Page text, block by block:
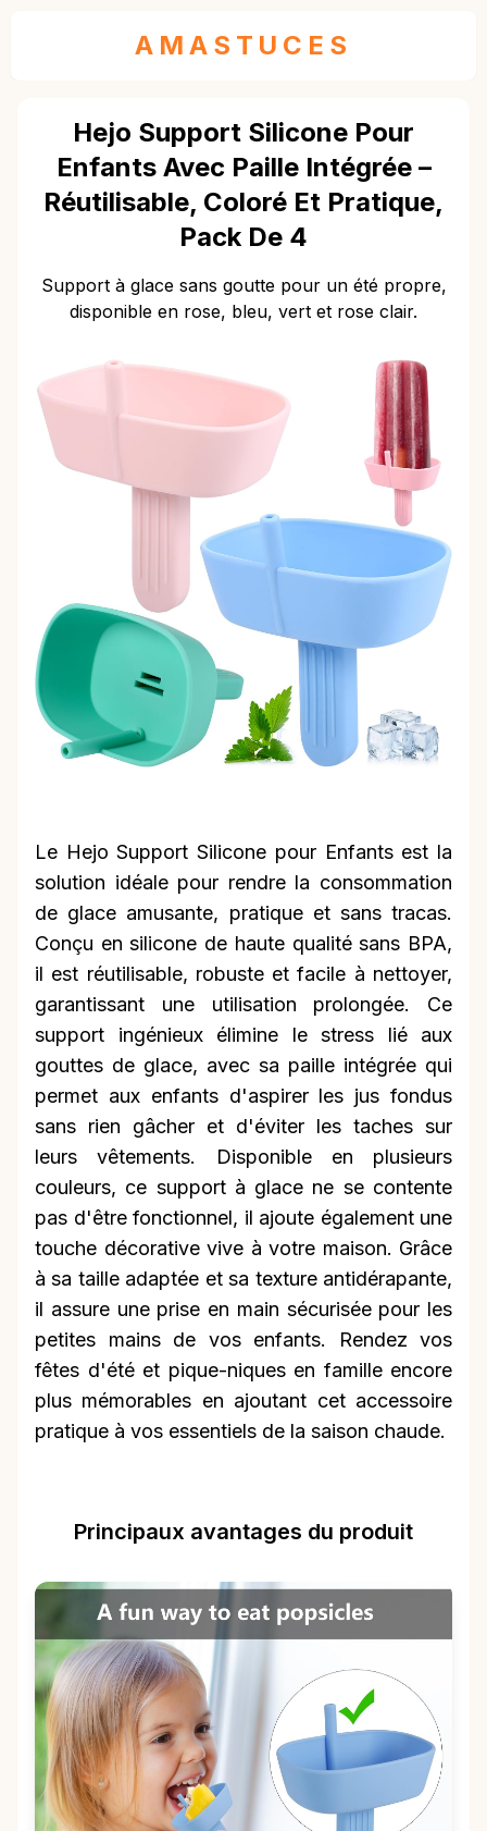
AMASTUCES
Hejo Support Silicone Pour
Enfants Avec Paille Intégrée –
Réutilisable, Coloré Et Pratique,
Pack De 4
Support à glace sans goutte pour un été propre,
disponible en rose, bleu, vert et rose clair.
Le Hejo Support Silicone pour Enfants est la
solution idéale pour rendre la consommation
de glace amusante, pratique et sans tracas.
Conçu en silicone de haute qualité sans BPA,
il est réutilisable, robuste et facile à nettoyer,
garantissant une utilisation prolongée. Ce
support ingénieux élimine le stress lié aux
gouttes de glace, avec sa paille intégrée qui
permet aux enfants d'aspirer les jus fondus
sans rien gâcher et d'éviter les taches sur
leurs vêtements. Disponible en plusieurs
couleurs, ce support à glace ne se contente
pas d'être fonctionnel, il ajoute également une
touche décorative vive à votre maison. Grâce
à sa taille adaptée et sa texture antidérapante,
il assure une prise en main sécurisée pour les
petites mains de vos enfants. Rendez vos
fêtes d'été et pique-niques en famille encore
plus mémorables en ajoutant cet accessoire
pratique à vos essentiels de la saison chaude.
Principaux avantages du produit